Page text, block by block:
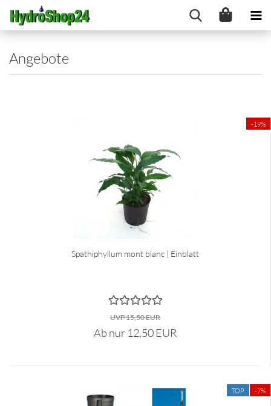
Angebote
-19%
Spathiphyllum mont blanc | Einblatt
UVP 15,50 EUR
Ab nur 12,50 EUR
TOP -7%